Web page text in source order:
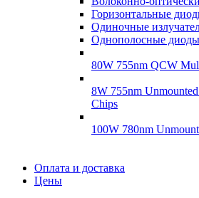
Горизонтальные
Одиночные
Однополосные диоды
80W 755nm QCW
8W 755nm
Chips
100W 780nm
Оплата и доставка
Цены